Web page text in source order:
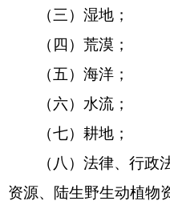
（三）湿地；
（四）荒漠；
（五）海洋；
（六）水流；
（七）耕地；
（八）法律、行政
资源、陆生野生动植物